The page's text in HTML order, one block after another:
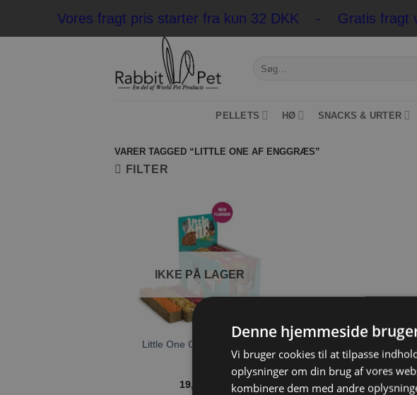
Vores fragt pris starter fra kun 32 DKK - Gratis fragt
efter:
PELLETS HØ SNACKS & URTER
VARER TAGGED “LITTLE ONE AF ENGGRÆS”
FILTER
ønskeliste
IKKE PÅ LAGER
Little One Græssticks 85g
19,00
Denne hjemmeside
Vi bruger cookies til at tilpasse
oplysninger om din brug af vores
kombinere dem med andre